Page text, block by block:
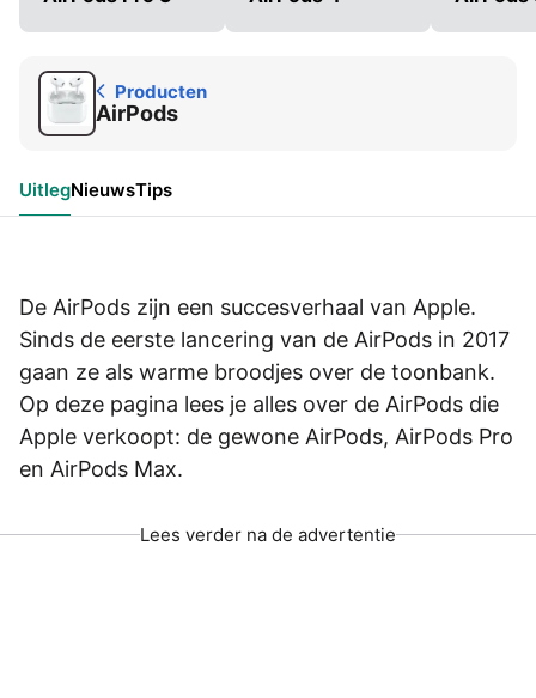
Producten
AirPods
UitlegNieuwsTips
De AirPods zijn een succesverhaal van Apple.
Sinds de eerste lancering van de AirPods in 2017
gaan ze als warme broodjes over de toonbank.
Op deze pagina lees je alles over de AirPods die
Apple verkoopt: de gewone AirPods, AirPods Pro
en AirPods Max.
Lees verder na de advertentie